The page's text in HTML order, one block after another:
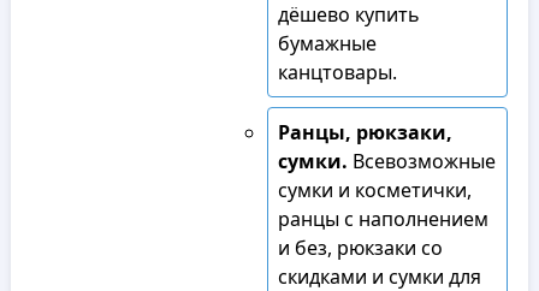
дёшево купить
бумажные
канцтовары.
Ранцы, рюкзаки,
сумки. Всевозможные
сумки и косметички,
ранцы с наполнением
и без, рюкзаки со
скидками и сумки для